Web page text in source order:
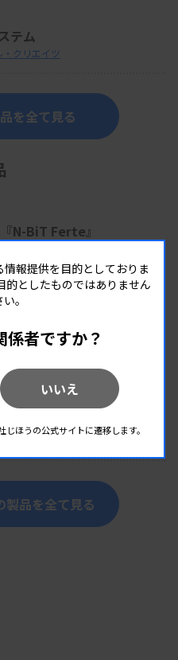
テム
クリエイツ
を全て見る
N-BiT Ferte』
会社
テム 『 eel up! 』
製品を全て見る
報提供を目的としておりま
的としたものではありません
。
係者ですか？
いいえ
ほうの公式サイトに遷移します。